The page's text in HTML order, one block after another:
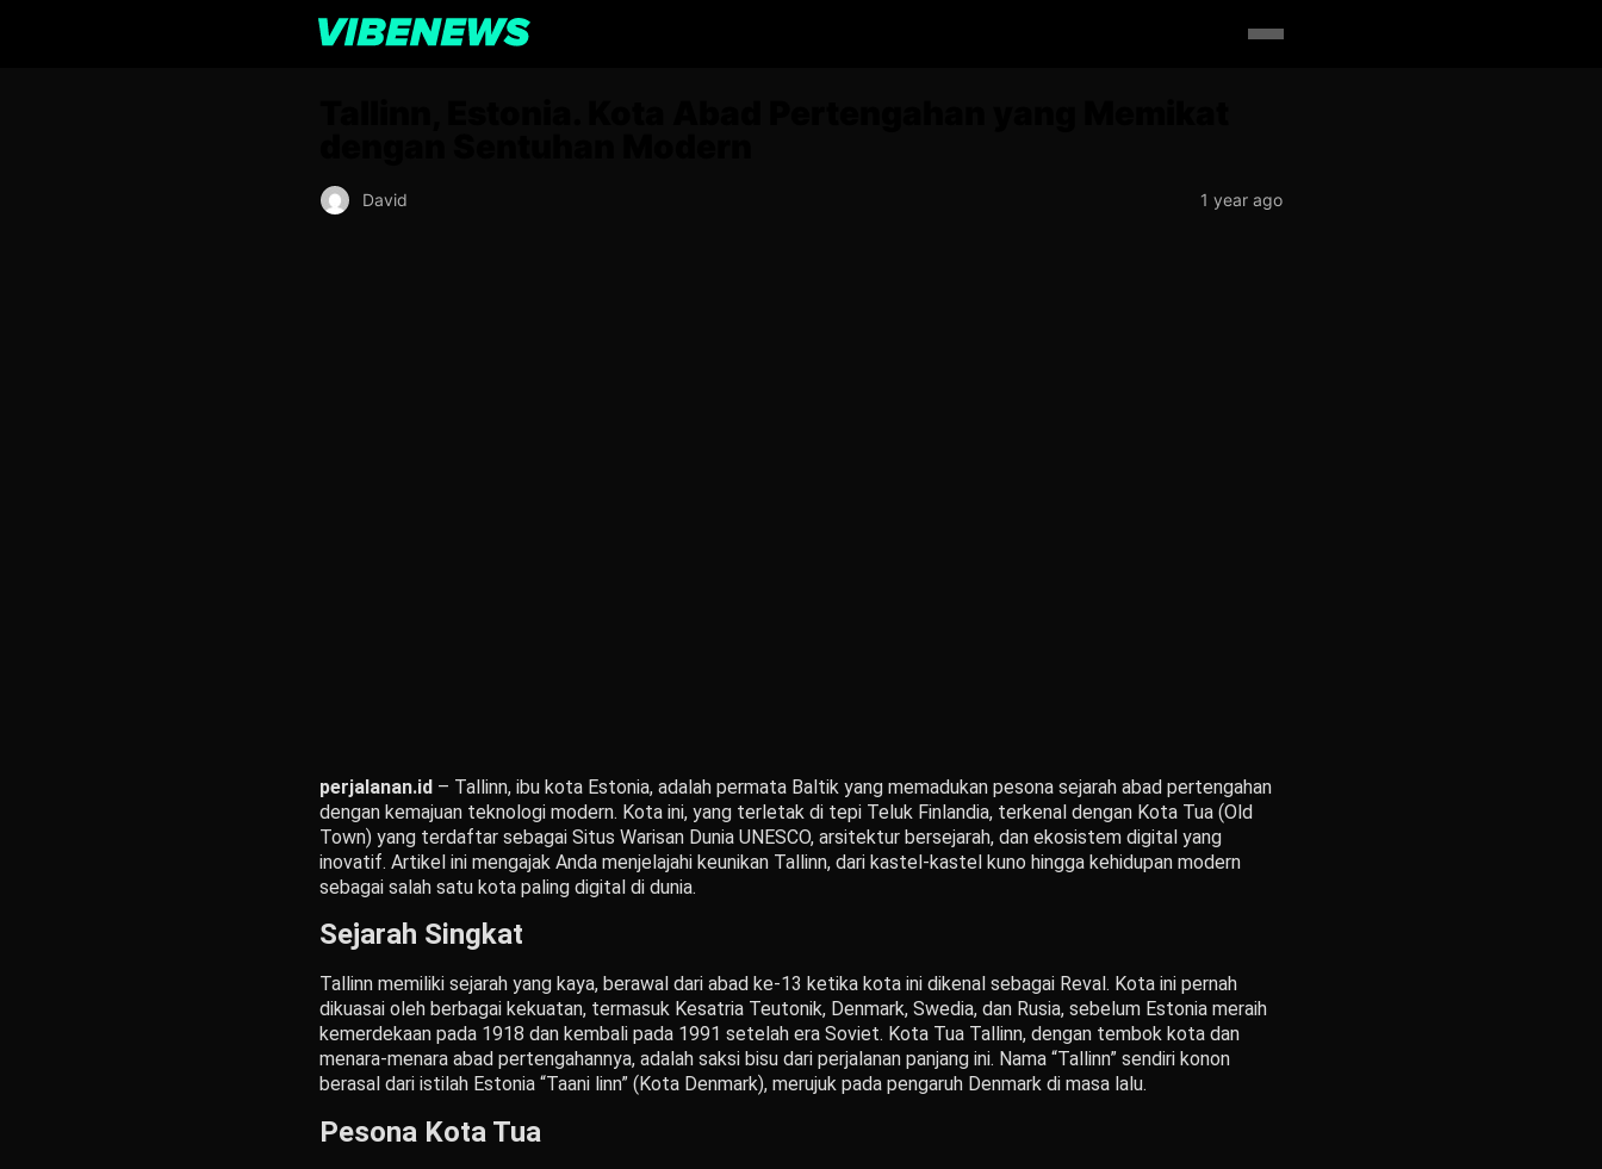
David 1 year ago
perjalanan.id – Tallinn, ibu kota Estonia, adalah permata Baltik yang memadukan pesona sejarah abad pertengahan
dengan kemajuan teknologi modern. Kota ini, yang terletak di tepi Teluk Finlandia, terkenal dengan Kota Tua (Old
Town) yang terdaftar sebagai Situs Warisan Dunia UNESCO, arsitektur bersejarah, dan ekosistem digital yang
inovatif. Artikel ini mengajak Anda menjelajahi keunikan Tallinn, dari kastel-kastel kuno hingga kehidupan modern
sebagai salah satu kota paling digital di dunia.
Sejarah Singkat
Tallinn memiliki sejarah yang kaya, berawal dari abad ke-13 ketika kota ini dikenal sebagai Reval. Kota ini pernah
dikuasai oleh berbagai kekuatan, termasuk Kesatria Teutonik, Denmark, Swedia, dan Rusia, sebelum Estonia meraih
kemerdekaan pada 1918 dan kembali pada 1991 setelah era Soviet. Kota Tua Tallinn, dengan tembok kota dan
menara-menara abad pertengahannya, adalah saksi bisu dari perjalanan panjang ini. Nama “Tallinn” sendiri konon
berasal dari istilah Estonia “Taani linn” (Kota Denmark), merujuk pada pengaruh Denmark di masa lalu.
Pesona Kota Tua